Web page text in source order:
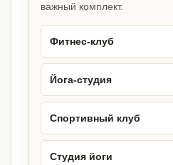
важный комплект.
Фитнес-клуб
Йога-студия
Спортивный клуб
Студия йоги